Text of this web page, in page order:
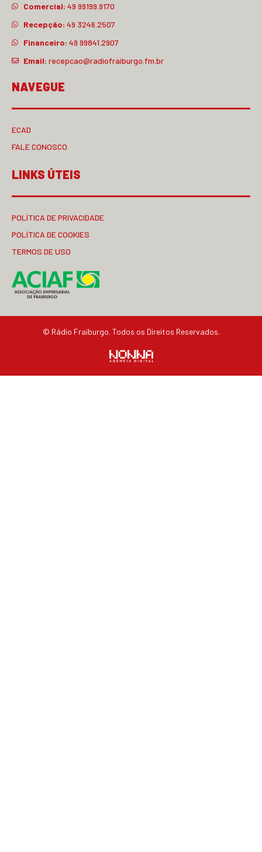
Comercial: 49 99199.9170
Recepção: 49 3246.2507
Financeiro: 49 99841.2907
Email: recepcao@radiofraiburgo.fm.br
NAVEGUE
ECAD
FALE CONOSCO
LINKS ÚTEIS
POLÍTICA DE PRIVACIDADE
POLÍTICA DE COOKIES
TERMOS DE USO
© Rádio Fraiburgo. Todos os Direitos Reservados.